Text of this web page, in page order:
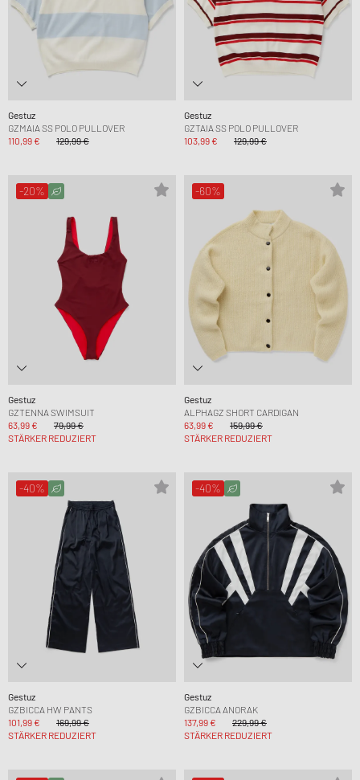
Gestuz
GZMAIA SS POLO PULLOVER
110,99 €
129,99 €
Gestuz
GZTAIA SS POLO PULLOVER
103,99 €
129,99 €
-20%
Gestuz
GZTENNA SWIMSUIT
63,99 €
79,99 €
STÄRKER REDUZIERT
-60%
Gestuz
ALPHAGZ SHORT CARDIGAN
63,99 €
159,99 €
STÄRKER REDUZIERT
-40%
Gestuz
GZBICCA HW PANTS
101,99 €
169,99 €
STÄRKER REDUZIERT
-40%
Gestuz
GZBICCA ANORAK
137,99 €
229,99 €
STÄRKER REDUZIERT